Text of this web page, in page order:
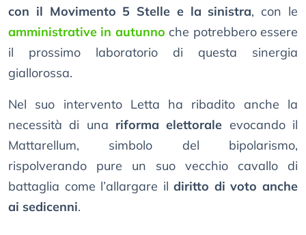
con il Movimento 5 Stelle e la sinistra, con le
amministrative in autunno che potrebbero essere
il prossimo laboratorio di questa sinergia
giallorossa.
Nel suo intervento Letta ha ribadito anche la
necessità di una riforma elettorale evocando il
Mattarellum, simbolo del bipolarismo,
rispolverando pure un suo vecchio cavallo di
battaglia come l’allargare ildiritto di voto anche
ai sedicenni.